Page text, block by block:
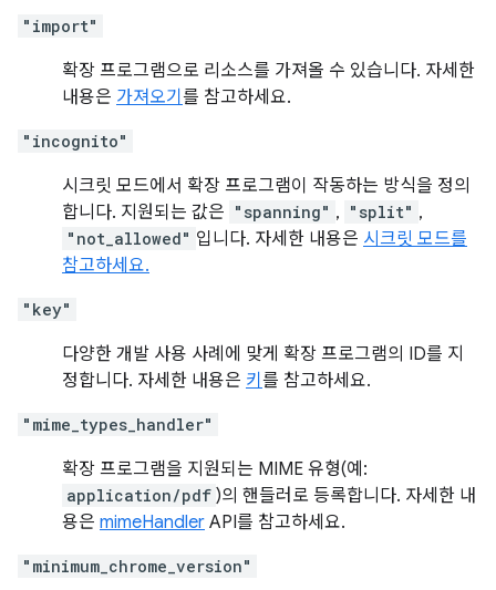
"import"
확장 프로그램으로 리소스를 가져올 수 있습니다. 자세한
내용은 가져오기 를 참고하세요.
"incognito"
시크릿 모드에서 확장 프로그램이 작동하는 방식을 정의
합니다. 지원되는 값은 "spanning" , "split" ,
"not_allowed" 입니다. 자세한 내용은 시크릿 모드를
참고하세요.
"key"
다양한 개발 사용 사례에 맞게 확장 프로그램의 ID를 지
정합니다. 자세한 내용은 키 를 참고하세요.
"mime_types_handler"
확장 프로그램을 지원되는 MIME 유형(예:
application/pdf )의 핸들러로 등록합니다. 자세한 내
용은 mimeHandler API를 참고하세요.
"minimum_chrome_version"